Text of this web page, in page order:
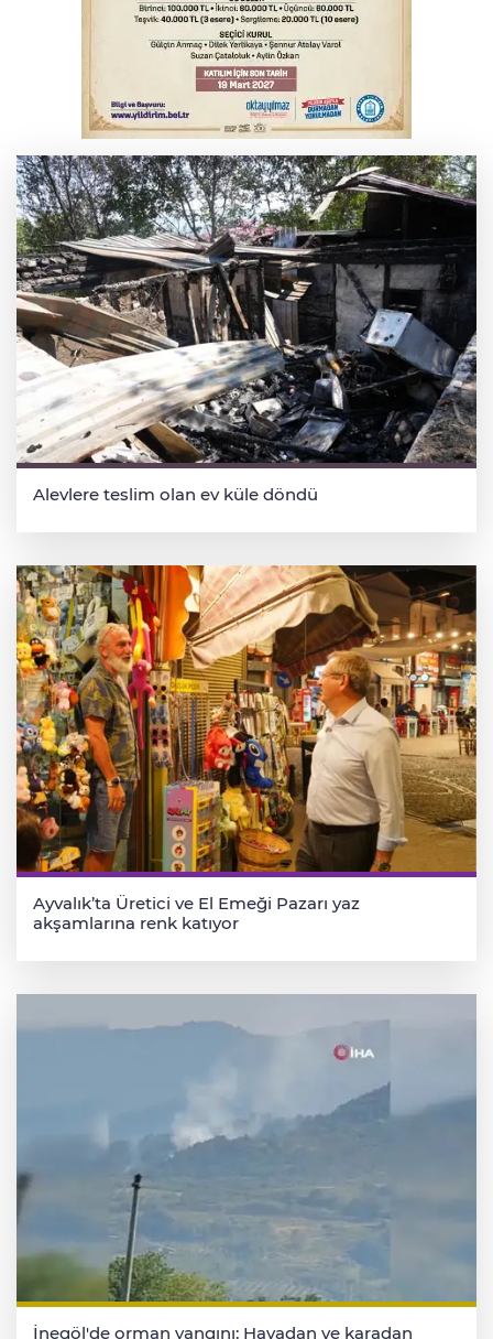
6. Perseid Meteor Yağmuru Gözlem
Etkinliği Karacabey'de gökyüzü
tutkunlarını buluşturacak
Serbest piyasada döviz fiyatları
Alevlere teslim olan ev küle döndü
Ayvalık’ta Üretici ve El Emeği Pazarı yaz
akşamlarına renk katıyor
İnegöl'de orman yangını; Havadan ve karadan